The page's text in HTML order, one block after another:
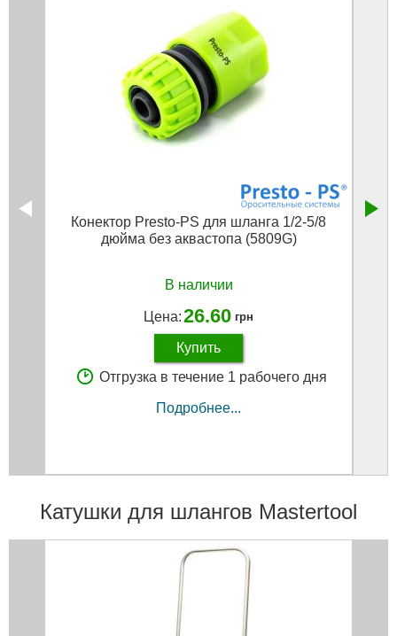
Конектор Presto-PS для шланга 1/2-5/8
дюйма без аквастопа (5809G)
В наличии
Цена:26.60 грн
Купить
Отгрузка в течение 1 рабочего дня
Подробнее...
Катушки для шлангов Mastertool